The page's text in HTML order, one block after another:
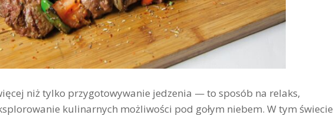
niż tylko przygotowywanie jedzenia — to sposób na relaks,
kulinarnych możliwości pod gołym niebem. W tym świecie